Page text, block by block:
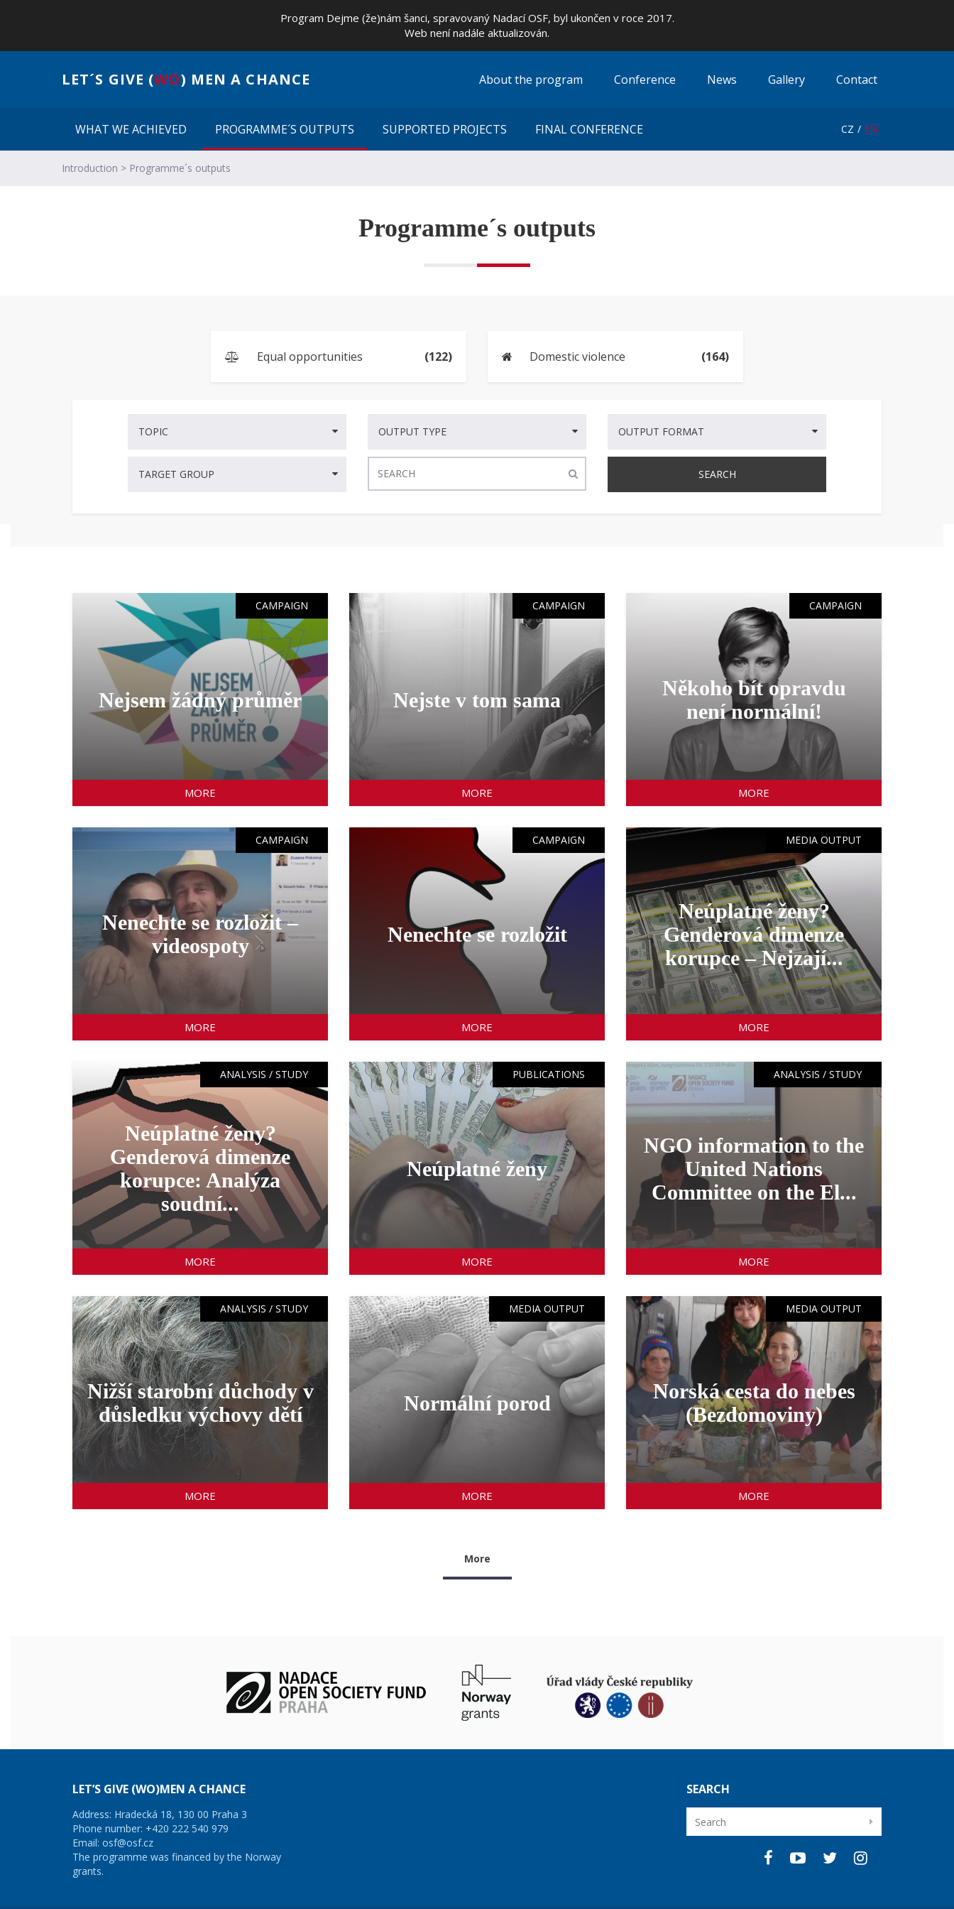
LET´S GIVE (WO) MEN A CHANCE About the program Conference
A Europe Free from Gender-Based Violence Final conference
News
News Blog Wrote about us Downloads
Gallery
Photogallery Videos
Contact
WHAT WE ACHIEVED PROGRAMME´S OUTPUTS SUPPORTED PROJECTS FINAL CONFERENCE CZ EN
Introduction > Programme´s outputs
Programme´s outputs
Equal opportunities (122) Domestic violence (164)
TOPIC OUTPUT TYPE OUTPUT FORMAT
TARGET GROUP
CAMPAIGN
Nejsem žádný průměr
MORE
CAMPAIGN
Nejste v tom sama
MORE
CAMPAIGN
Někoho bít opravdu
není normální!
MORE
CAMPAIGN
Nenechte se rozložit –
videospoty
MORE
CAMPAIGN
Nenechte se rozložit
MORE
MEDIA OUTPUT
Neúplatné ženy?
Genderová dimenze
korupce – Nejzají...
MORE
ANALYSIS / STUDY
Neúplatné ženy?
Genderová dimenze
korupce: Analýza
soudní...
MORE
PUBLICATIONS
Neúplatné ženy
MORE
ANALYSIS / STUDY
NGO information to the
United Nations
Committee on the El...
MORE
ANALYSIS / STUDY
Nižší starobní důchody v
důsledku výchovy dětí
MORE
MEDIA OUTPUT
Normální porod
MORE
MEDIA OUTPUT
Norská cesta do nebes
(Bezdomoviny)
MORE
More
LET’S GIVE (WO)MEN A CHANCE
Address: Hradecká 18, 130 00 Praha 3
Phone number: +420 222 540 979
Email: osf@osf.cz
The programme was financed by the Norway
grants.
SEARCH
Program Dejme (že)nám šanci, spravovaný Nadací OSF, byl ukončen v roce 2017.
Web není nadále aktualizován.